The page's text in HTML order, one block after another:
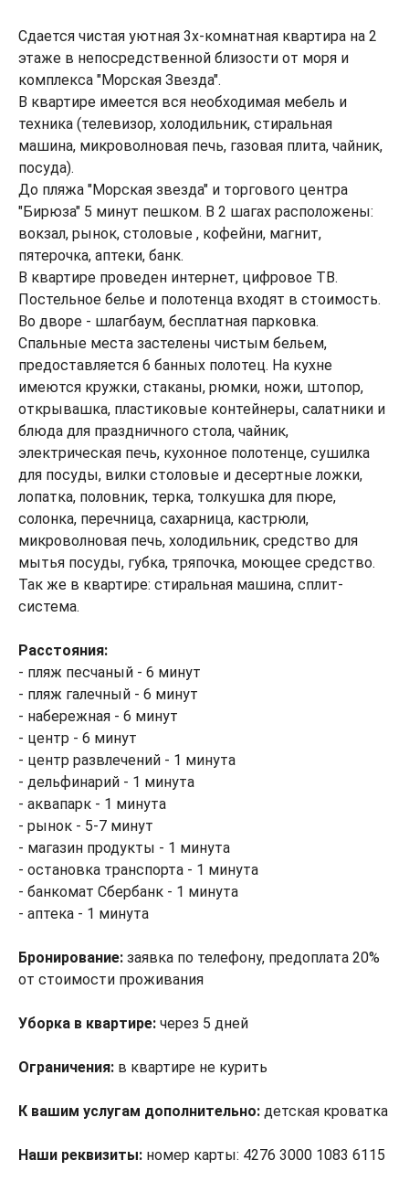
Сдается чистая уютная 3х-комнатная квартира на 2
этаже в непосредственной близости от моря и
комплекса "Морская Звезда".
В квартире имеется вся необходимая мебель и
техника (телевизор, холодильник, стиральная
машина, микроволновая печь, газовая плита, чайник,
посуда).
До пляжа "Морская звезда" и торгового центра
"Бирюза" 5 минут пешком. В 2 шагах расположены:
вокзал, рынок, столовые , кофейни, магнит,
пятерочка, аптеки, банк.
В квартире проведен интернет, цифровое ТВ.
Постельное белье и полотенца входят в стоимость.
Во дворе - шлагбаум, бесплатная парковка.
Спальные места застелены чистым бельем,
предоставляется 6 банных полотец. На кухне
имеются кружки, стаканы, рюмки, ножи, штопор,
открывашка, пластиковые контейнеры, салатники и
блюда для праздничного стола, чайник,
электрическая печь, кухонное полотенце, сушилка
для посуды, вилки столовые и десертные ложки,
лопатка, половник, терка, толкушка для пюре,
солонка, перечница, сахарница, кастрюли,
микроволновая печь, холодильник, средство для
мытья посуды, губка, тряпочка, моющее средство.
Так же в квартире: стиральная машина, сплит-
система.
Расстояния:
- пляж песчаный - 6 минут
- пляж галечный - 6 минут
- набережная - 6 минут
- центр - 6 минут
- центр развлечений - 1 минута
- дельфинарий - 1 минута
- аквапарк - 1 минута
- рынок - 5-7 минут
- магазин продукты - 1 минута
- остановка транспорта - 1 минута
- банкомат Сбербанк - 1 минута
- аптека - 1 минута
Бронирование: заявка по телефону, предоплата 20%
от стоимости проживания
Уборка в квартире: через 5 дней
Ограничения: в квартире не курить
К вашим услугам дополнительно: детская кроватка
Наши реквизиты: номер карты: 4276 3000 1083 6115